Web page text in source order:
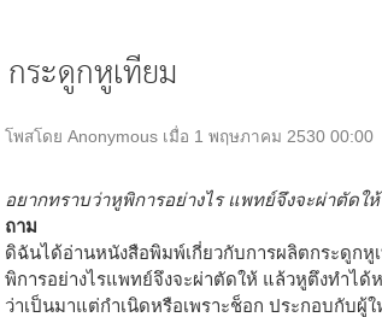
กระดูกหูเทียม
โพสโดย Anonymous เมื่อ 1 พฤษภาคม 2530 00:00
อยากทราบว่าหูพิการอย่างไร แพทย์จึงจะผ่าตัดใ
ถาม
ดิฉันได้อ่านหนังสือพิมพ์เกี่ยวกับการผลิตกระดูก
พิการอย่างไรแพทย์จึงจะผ่าตัดให้ แล้วหูตึงทำไ
ว่าเป็นมาแต่กำเนิดหรือเพราะช็อก ประกอบกับผู้